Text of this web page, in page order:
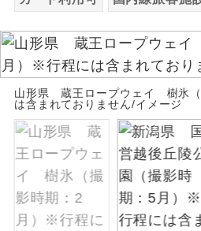
山形県 蔵王ロープウェイ 樹氷
は含まれておりません/イメージ
世界遺産
ユネスコに
然遺産を訪
絶景 絶景スポット
温泉 温泉地にも
露天風呂
ご宿泊ホテ
す。